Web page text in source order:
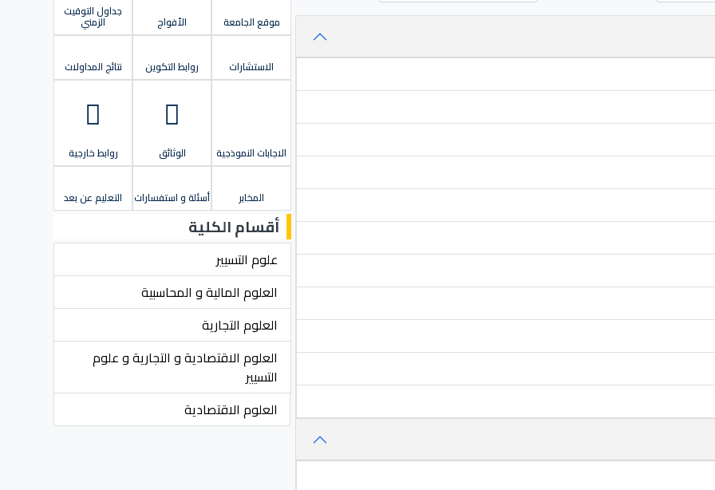
موقع الجامعة الأفواج
جداول التوقيت
الزمني
الاستشارات روابط التكوين نتائج المداولات
الاجابات النموذجية الوثائق روابط خارجية
المخابر أسئلة و استفسارات التعليم عن بعد
أقسام الكلية
علوم التسيير
العلوم المالية و المحاسبية
العلوم التجارية
العلوم الاقتصادية و التجارية و علوم
التسيير
العلوم الاقتصادية